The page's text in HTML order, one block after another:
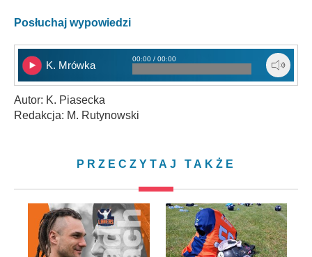
Posłuchaj wypowiedzi
K. Mrówka
00:00 / 00:00
Autor: K. Piasecka
Redakcja: M. Rutynowski
PRZECZYTAJ TAKŻE